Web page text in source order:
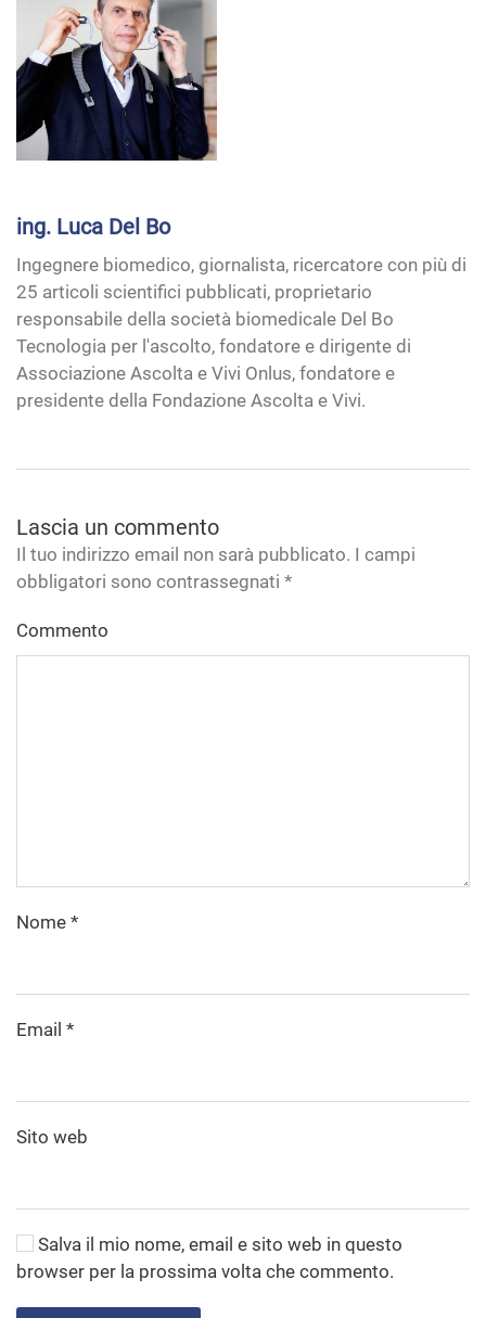
ing. Luca Del Bo
Ingegnere biomedico, giornalista, ricercatore con più di
25 articoli scientifici pubblicati, proprietario
responsabile della società biomedicale Del Bo
Tecnologia per l'ascolto, fondatore e dirigente di
Associazione Ascolta e Vivi Onlus, fondatore e
presidente della Fondazione Ascolta e Vivi.
Lascia un commento
Il tuo indirizzo email non sarà pubblicato. I campi
obbligatori sono contrassegnati *
Commento
Nome *
Email *
Sito web
Salva il mio nome, email e sito web in questo
browser per la prossima volta che commento.